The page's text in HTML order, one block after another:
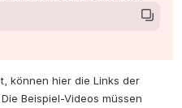
können hier die Links der
Beispiel-Videos müssen